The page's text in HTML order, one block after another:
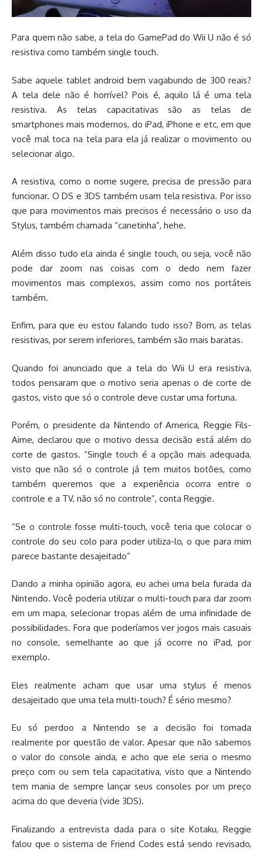
Para quem não sabe, a tela do GamePad do Wii U não é só
resistiva como também single touch.
Sabe aquele tablet android bem vagabundo de 300 reais?
A tela dele não é horrível? Pois é, aquilo lá é uma tela
resistiva. As telas capacitativas são as telas de
smartphones mais modernos, do iPad, iPhone e etc, em que
você mal toca na tela para ela já realizar o movimento ou
selecionar algo.
A resistiva, como o nome sugere, precisa de pressão para
funcionar. O DS e 3DS também usam tela resistiva. Por isso
que para movimentos mais precisos é necessário o uso da
Stylus, também chamada “canetinha”, hehe.
Além disso tudo ela ainda é single touch, ou seja, você não
pode dar zoom nas coisas com o dedo nem fazer
movimentos mais complexos, assim como nos portáteis
também.
Enfim, para que eu estou falando tudo isso? Bom, as telas
resistivas, por serem inferiores, também são mais baratas.
Quando foi anunciado que a tela do Wii U era resistiva,
todos pensaram que o motivo seria apenas o de corte de
gastos, visto que só o controle deve custar uma fortuna.
Porém, o presidente da Nintendo of America, Reggie Fils-
Aime, declarou que o motivo dessa decisão está além do
corte de gastos. “Single touch é a opção mais adequada,
visto que não só o controle já tem muitos botões, como
também queremos que a experiência ocorra entre o
controle e a TV, não só no controle”, conta Reggie.
“Se o controle fosse multi-touch, você teria que colocar o
controle do seu colo para poder utiliza-lo, o que para mim
parece bastante desajeitado”
Dando a minha opinião agora, eu achei uma bela furada da
Nintendo. Você poderia utilizar o multi-touch para dar zoom
em um mapa, selecionar tropas além de uma infinidade de
possibilidades. Fora que poderíamos ver jogos mais casuais
no console, semelhante ao que já ocorre no iPad, por
exemplo.
Eles realmente acham que usar uma stylus é menos
desajeitado que uma tela multi-touch? É sério mesmo?
Eu só perdoo a Nintendo se a decisão foi tomada
realmente por questão de valor. Apesar que não sabemos
o valor do console ainda, e acho que ele seria o mesmo
preço com ou sem tela capacitativa, visto que a Nintendo
tem mania de sempre lançar seus consoles por um preço
acima do que deveria (vide 3DS).
Finalizando a entrevista dada para o site Kotaku, Reggie
falou que o sistema de Friend Codes está sendo revisado,